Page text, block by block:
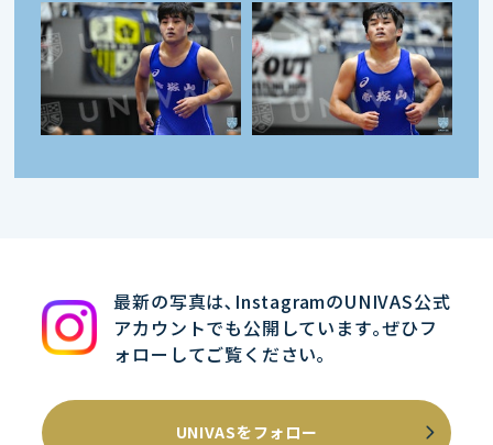
最新の写真は､InstagramのUNIVAS公式
アカウントでも公開しています｡ぜひフ
ォローしてご覧ください｡
UNIVASをフォロー